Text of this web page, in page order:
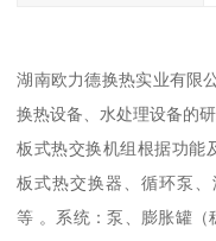
湖南欧力德换热实业有限
换热设备、水处理设备的
板式热交换机组根据功能
板式热交换器、循环泵
等 。系统：泵、膨胀罐（